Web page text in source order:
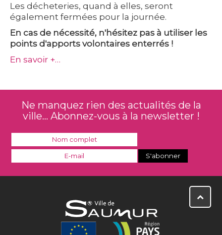
Les décheteries, quand à elles, seront
également fermées pour la journée.
En cas de nécessité, n'hésitez pas à utiliser les
points d'apports volontaires enterrés !
En savoir +…
Ne manquez rien des actualités de la
ville... Abonnez-vous à la newsletter !